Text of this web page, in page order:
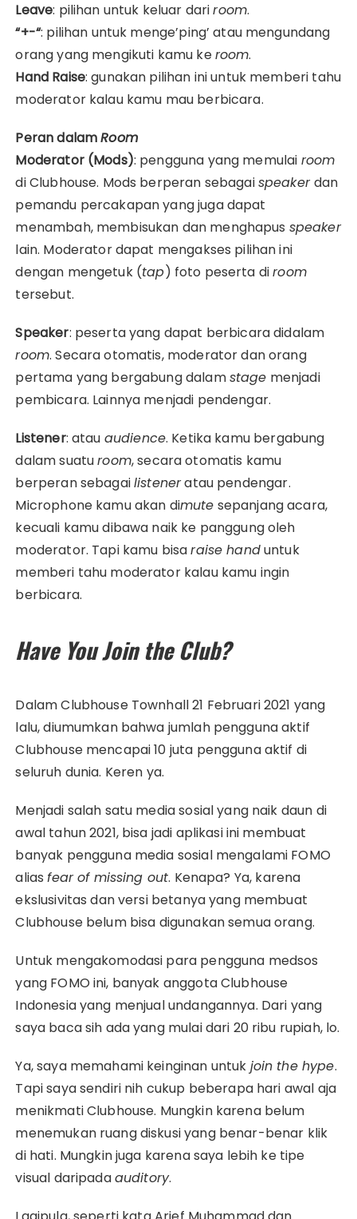
Leave: pilihan untuk keluar dariroom.
“+-“: pilihan untuk menge’ping’ atau mengundang
orang yang mengikuti kamu keroom.
Hand Raise: gunakan pilihan ini untuk memberi tahu
moderator kalau kamu mau berbicara.
Peran dalamRoom
Moderator (Mods): pengguna yang memulai room
di Clubhouse. Mods berperan sebagaispeakerdan
pemandu percakapan yang juga dapat
menambah, membisukan dan menghapus speaker
lain. Moderator dapat mengakses pilihan ini
dengan mengetuk (tap) foto peserta diroom
tersebut.
Speaker: peserta yang dapat berbicara didalam
room. Secara otomatis, moderator dan orang
pertama yang bergabung dalamstage menjadi
pembicara. Lainnya menjadi pendengar.
Listener: atau audience. Ketika kamu bergabung
dalam suaturoom, secara otomatis kamu
berperan sebagailisteneratau pendengar.
Microphone kamu akan dimute sepanjang acara,
kecuali kamu dibawa naik ke panggung oleh
moderator. Tapi kamu bisaraise handuntuk
memberi tahu moderator kalau kamu ingin
berbicara.
Have You Join the Club?
Dalam Clubhouse Townhall 21 Februari 2021 yang
lalu, diumumkan bahwa jumlah pengguna aktif
Clubhouse mencapai 10 juta pengguna aktif di
seluruh dunia. Keren ya.
Menjadi salah satu media sosial yang naik daun di
awal tahun 2021, bisa jadi aplikasi ini membuat
banyak pengguna media sosial mengalami FOMO
aliasfear of missing out. Kenapa? Ya, karena
ekslusivitas dan versi betanya yang membuat
Clubhouse belum bisa digunakan semua orang.
Untuk mengakomodasi para pengguna medsos
yang FOMO ini, banyak anggota Clubhouse
Indonesia yang menjual undangannya. Dari yang
saya baca sih ada yang mulai dari 20 ribu rupiah, lo.
Ya, saya memahami keinginan untuk join the hype.
Tapi saya sendiri nih cukup beberapa hari awal aja
menikmati Clubhouse. Mungkin karena belum
menemukan ruang diskusi yang benar-benar klik
di hati. Mungkin juga karena saya lebih ke tipe
visual daripadaauditory.